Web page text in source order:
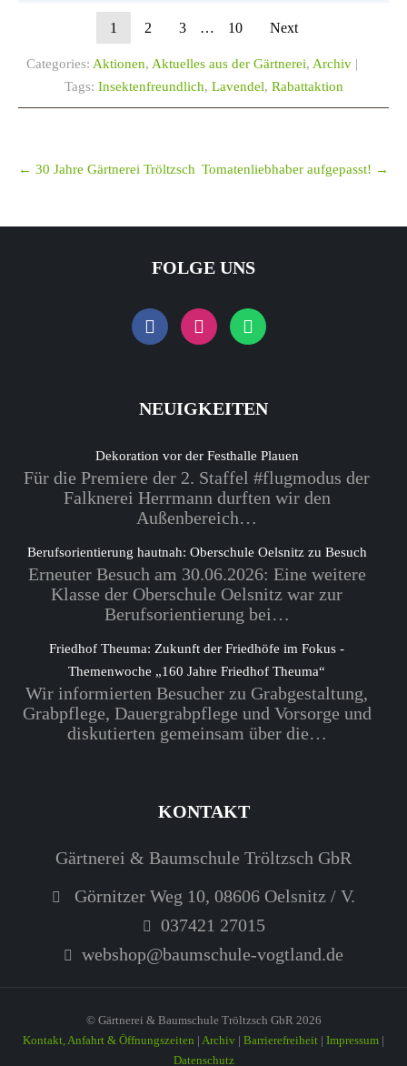
1 2 3 … 10 Next
Categories: Aktionen, Aktuelles aus der Gärtnerei, Archiv |
Tags: Insektenfreundlich, Lavendel, Rabattaktion
navigation
← 30 Jahre Gärtnerei Tröltzsch Tomatenliebhaber aufgepasst! →
FOLGE UNS
NEUIGKEITEN
Dekoration vor der Festhalle Plauen
Für die Premiere der 2. Staffel #flugmodus der
Falknerei Herrmann durften wir den
Außenbereich…
Berufsorientierung hautnah: Oberschule Oelsnitz zu Besuch
Erneuter Besuch am 30.06.2026: Eine weitere
Klasse der Oberschule Oelsnitz war zur
Berufsorientierung bei…
Friedhof Theuma: Zukunft der Friedhöfe im Fokus -
Themenwoche „160 Jahre Friedhof Theuma“
Wir informierten Besucher zu Grabgestaltung,
Grabpflege, Dauergrabpflege und Vorsorge und
diskutierten gemeinsam über die…
KONTAKT
Gärtnerei & Baumschule Tröltzsch GbR
Görnitzer Weg 10, 08606 Oelsnitz / V.
037421 27015
webshop@baumschule-vogtland.de
© Gärtnerei & Baumschule Tröltzsch GbR 2026
Kontakt, Anfahrt & Öffnungszeiten | Archiv | Barrierefreiheit | Impressum |
Datenschutz